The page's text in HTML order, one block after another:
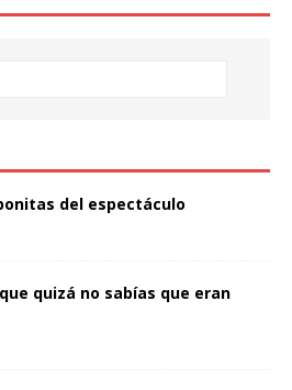
del espectáculo
quizá no sabías que eran